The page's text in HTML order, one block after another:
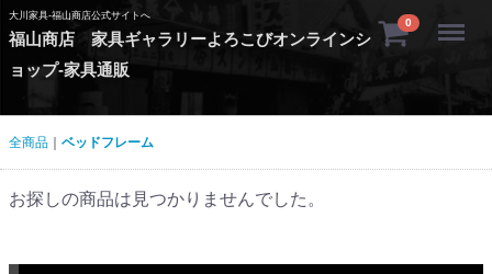
大川家具-福山商店公式サイトへ
福山商店 家具ギャラリーよろこびオンラインシ
ョップ-家具通販
0 Menu
全商品 ベッドフレーム
お探しの商品は見つかりませんでした。